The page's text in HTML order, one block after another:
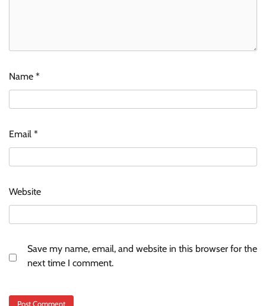
Name *
Email *
Website
Save my name, email, and website in this browser for the
next time I comment.